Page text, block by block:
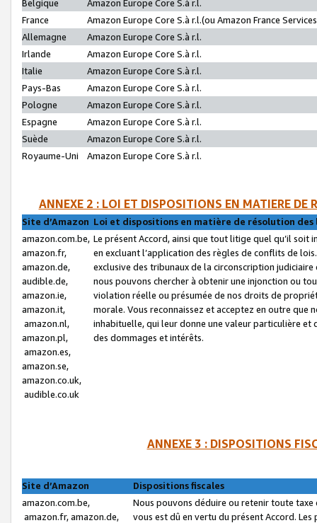
Belgique
Amazon Europe Core S.à r.l.
France
Amazon Europe Core S.à r.l.(ou Amazon France
Allemagne
Amazon Europe Core S.à r.l.
Irlande
Amazon Europe Core S.à r.l.
Italie
Amazon Europe Core S.à r.l.
Pays-Bas
Amazon Europe Core S.à r.l.
Pologne
Amazon Europe Core S.à r.l.
Espagne
Amazon Europe Core S.à r.l.
Suède
Amazon Europe Core S.à r.l.
Royaume-Uni
Amazon Europe Core S.à r.l.
ANNEXE 2 : LOI ET DISPOSITIONS EN MATIERE DE
Site d’Amazon Loi et dispositions en matière de résolution
amazon.com.be,
amazon.fr,
amazon.de,
audible.de,
amazon.ie,
amazon.it,
amazon.nl,
amazon.pl,
amazon.es,
amazon.se,
amazon.co.uk,
audible.co.uk
Le présent Accord, ainsi que tout litige quel qu’il soit
en excluant l’application des règles de conflits de
exclusive des tribunaux de la circonscription
nous pouvons chercher à obtenir une injonction ou
violation réelle ou présumée de nos droits de
morale. Vous reconnaissez et acceptez en outre que
inhabituelle, qui leur donne une valeur particulière
des dommages et intérêts.
ANNEXE 3 : DISPOSITIONS
Site d’Amazon
Dispositions fiscales
amazon.com.be,
amazon.fr, amazon.de,
Nous pouvons déduire ou retenir toute
vous est dû en vertu du présent Accord.